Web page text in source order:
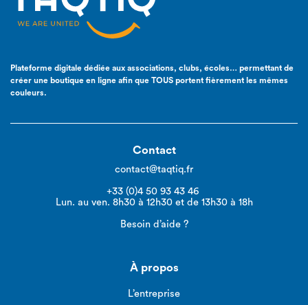
Plateforme digitale dédiée aux associations, clubs, écoles… permettant de
créer une boutique en ligne afin que TOUS portent fièrement les mêmes
couleurs.
Contact
contact@taqtiq.fr
+33 (0)4 50 93 43 46
Lun. au ven. 8h30 à 12h30 et de 13h30 à 18h
Besoin d’aide ?
À propos
L’entreprise